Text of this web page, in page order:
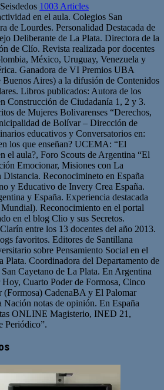
1003 Articles
en el aula. Colegios San
de Lourdes. Personalidad Destacada de
Deliberante de La Plata. Directora de la
de Clío. Revista realizada por docentes
México, Uruguay, Venezuela y
Ganadora de VI Premios UBA
Aires) a la difusión de Contenidos
Libros publicados: Autora de los
Construcción de Ciudadanía 1, 2 y 3.
de Mujeres Bolivarenses “Derechos,
de Bolívar – Dirección de
educativos y Conversatorios en:
los que enseñan? UCEMA: “El
el aula?, Foro Scouts de Argentina “El
Emocionar, Misiones con La
Reconocimineto en España
y Educativo de Invery Crea España.
y España. Experiencia destacada
Reconocimiento en el portal
en el blog Clio y sus Secretos.
entre los 13 docentes del año 2013.
favoritos. Editores de Santillana
sobre Pensamiento Social en el
Plata. Coordinadora del Departamento de
Cayetano de La Plata. En Argentina
Cuarto Poder de Formosa, Cinco
CadenaBA y El Palomar
notas de opinión. En España
ONLINE Magisterio, INED 21,
Periódico”.